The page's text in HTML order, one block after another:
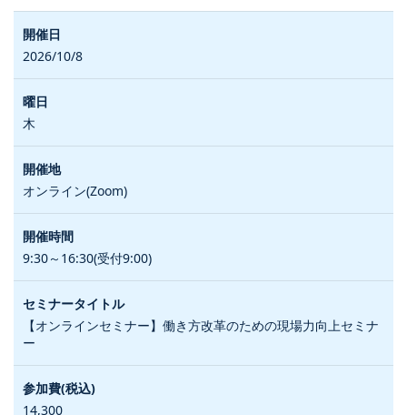
2026/10/8
木
オンライン(Zoom)
9:30～16:30(受付9:00)
【オンラインセミナー】働き方改革のための現場力向上セミナ
ー
14,300